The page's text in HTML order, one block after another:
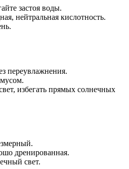
застоя воды.
нейтральная кислотность.
переувлажнения.
избегать прямых солнечных
дренированная.
свет.